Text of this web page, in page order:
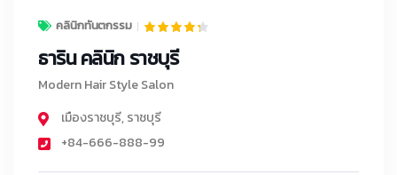
คลินิกทันตกรรม
ธาริน คลินิก ราชบุรี
Modern Hair Style Salon
เมืองราชบุรี,ราชบุรี
+84-666-888-99